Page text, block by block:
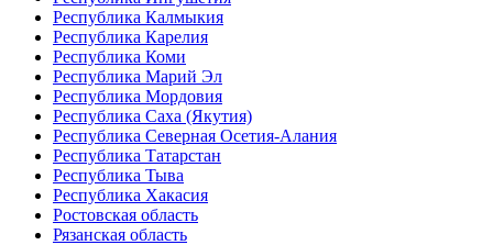
Республика Калмыкия
Республика Карелия
Республика Коми
Республика Марий Эл
Республика Мордовия
Республика Саха (Якутия)
Республика Северная Осетия-Алания
Республика Татарстан
Республика Тыва
Республика Хакасия
Ростовская область
Рязанская область